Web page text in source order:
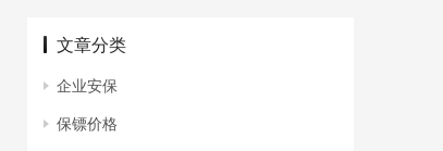
文章分类
企业安保
保镖价格